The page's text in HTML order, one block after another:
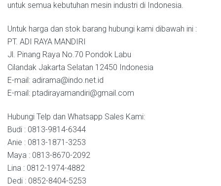
untuk semua kebutuhan mesin industri di Indonesia.
Untuk harga dan stok barang hubungi kami dibawah ini :
PT. ADI RAYA MANDIRI
Jl. Pinang Raya No.70 Pondok Labu
Cilandak Jakarta Selatan 12450 Indonesia
E-mail: adirama@indo.net.id
E-mail: ptadirayamandiri@gmail.com
Hubungi Telp dan Whatsapp Sales Kami:
Budi : 0813-9814-6344
Anie : 0813-1871-3253
Maya : 0813-8670-2092
Lina : 0812-1974-4882
Dedi : 0852-8404-5253